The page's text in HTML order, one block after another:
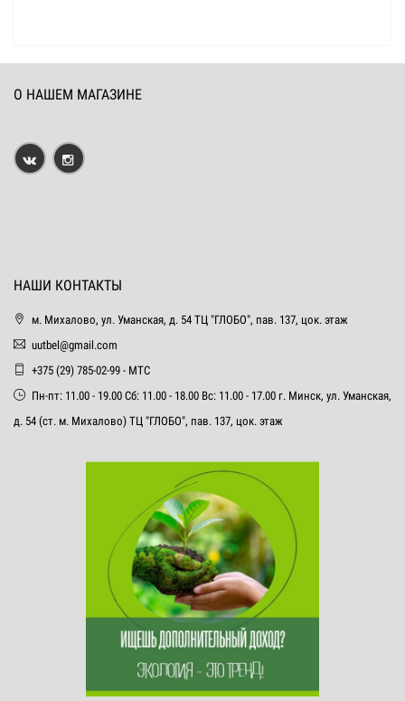
О НАШЕМ МАГАЗИНЕ
НАШИ КОНТАКТЫ
м. Михалово, ул. Уманская, д. 54 ТЦ "ГЛОБО", пав. 137, цок. этаж
uutbel@gmail.com
+375 (29) 785-02-99 - МТС
Пн-пт: 11.00 - 19.00 Сб: 11.00 - 18.00 Вс: 11.00 - 17.00 г. Минск, ул. Уманская,
д. 54 (ст. м. Михалово) ТЦ "ГЛОБО", пав. 137, цок. этаж